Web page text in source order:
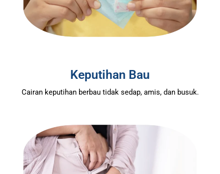
Keputihan Bau
Cairan keputihan berbau tidak sedap, amis, dan busuk.